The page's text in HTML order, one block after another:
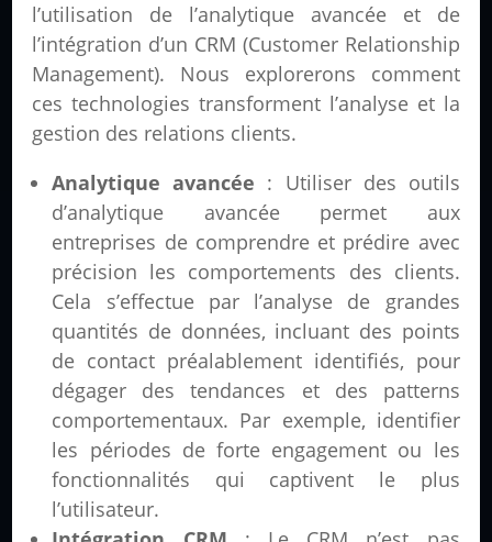
l’utilisation de l’analytique avancée et de
l’intégration d’un CRM (Customer Relationship
Management). Nous explorerons comment
ces technologies transforment l’analyse et la
gestion des relations clients.
Analytique avancée : Utiliser des outils
d’analytique avancée permet aux
entreprises de comprendre et prédire avec
précision les comportements des clients.
Cela s’effectue par l’analyse de grandes
quantités de données, incluant des points
de contact préalablement identifiés, pour
dégager des tendances et des patterns
comportementaux. Par exemple, identifier
les périodes de forte engagement ou les
fonctionnalités qui captivent le plus
l’utilisateur.